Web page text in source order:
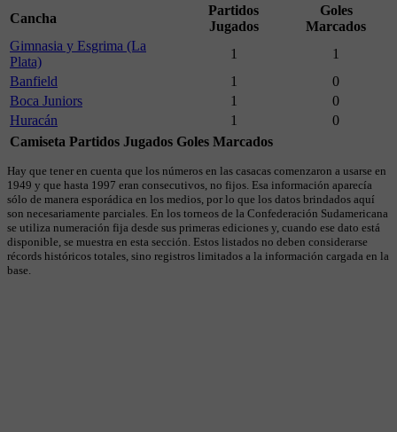
Cancha
Partidos
Jugados
Goles
Marcados
Gimnasia y Esgrima (La
Plata)
1
1
Banfield
1
0
Boca Juniors
1
0
Huracán
1
0
Camiseta Partidos Jugados Goles Marcados
Hay que tener en cuenta que los números en las casacas comenzaron a usarse en
1949 y que hasta 1997 eran consecutivos, no fijos. Esa información aparecía
sólo de manera esporádica en los medios, por lo que los datos brindados aquí
son necesariamente parciales. En los torneos de la Confederación Sudamericana
se utiliza numeración fija desde sus primeras ediciones y, cuando ese dato está
disponible, se muestra en esta sección. Estos listados no deben considerarse
récords históricos totales, sino registros limitados a la información cargada en la
base.